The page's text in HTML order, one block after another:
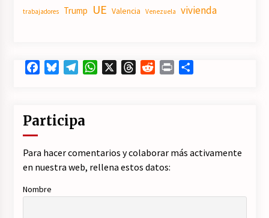
trabajadores Trump UE Valencia Venezuela vivienda
FacebookBlueskyTelegramWhatsApp ThreadsRedditPrint
Participa
Para hacer comentarios y colaborar más activamente
en nuestra web, rellena estos datos:
Nombre